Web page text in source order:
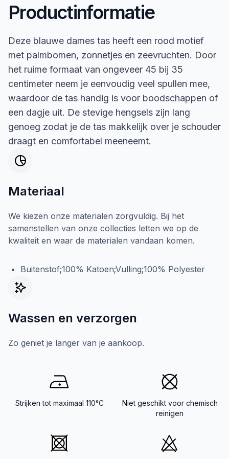
Productinformatie
Deze blauwe dames tas heeft een rood motief
met palmbomen, zonnetjes en zeevruchten. Door
het ruime formaat van ongeveer 45 bij 35
centimeter neem je eenvoudig veel spullen mee,
waardoor de tas handig is voor boodschappen of
een dagje uit. De stevige hengsels zijn lang
genoeg zodat je de tas makkelijk over je schouder
draagt en comfortabel meeneemt.
Materiaal
We kiezen onze materialen zorgvuldig. Bij het
samenstellen van onze collecties letten we op de
kwaliteit en waar de materialen vandaan komen.
Buitenstof;100% Katoen;Vulling;100% Polyester
Wassen en verzorgen
Zo geniet je langer van je aankoop.
Strijken tot maximaal 110°C
Niet geschikt voor chemisch
reinigen